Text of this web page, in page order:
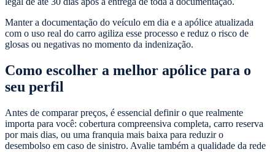
Manter a documentação do veículo em dia e a apólice atualizada
com o uso real do carro agiliza esse processo e reduz o risco de
glosas ou negativas no momento da indenização.
Como escolher a melhor apólice para o
seu perfil
Antes de comparar preços, é essencial definir o que realmente
importa para você: cobertura compreensiva completa, carro reserva
por mais dias, ou uma franquia mais baixa para reduzir o
desembolso em caso de sinistro. Avalie também a qualidade da rede